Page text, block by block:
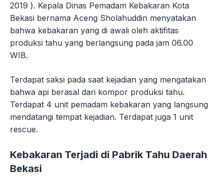
2019 ). Kepala Dinas Pemadam Kebakaran Kota
Bekasi bernama Aceng Sholahuddin menyatakan
bahwa kebakaran yang di awali oleh aktifitas
produksi tahu yang berlangsung pada jam 06.00
WIB.
Terdapat saksi pada saat kejadian yang mengatakan
bahwa api berasal dari kompor produksi tahu.
Terdapat 4 unit pemadam kebakaran yang langsung
mendatangi tempat kejadian. Terdapat juga 1 unit
rescue.
Kebakaran Terjadi di Pabrik Tahu Daerah
Bekasi